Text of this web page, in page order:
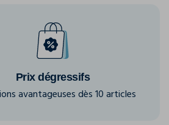
Prix dégressifs
avantageuses dès 10 articles